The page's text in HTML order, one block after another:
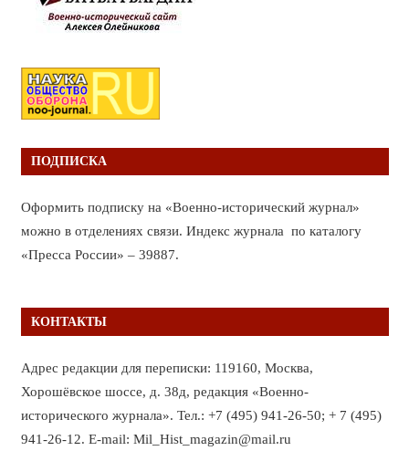
ПОДПИСКА
Оформить подписку на «Военно-исторический журнал»
можно в отделениях связи. Индекс журнала по каталогу
«Пресса России» – 39887.
КОНТАКТЫ
Адрес редакции для переписки: 119160, Москва,
Хорошёвское шоссе, д. 38д, редакция «Военно-
исторического журнала». Тел.: +7 (495) 941-26-50; + 7 (495)
941-26-12. E-mail: Mil_Hist_magazin@mail.ru